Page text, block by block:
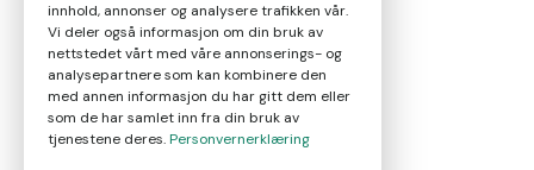
Nyheter
Om oss
innhold, annonser og analysere trafikken vår.
Vi deler også informasjon om din bruk av
nettstedet vårt med våre annonserings- og
analysepartnere som kan kombinere den
med annen informasjon du har gitt dem eller
som de har samlet inn fra din bruk av
tjenestene deres.Personvernerklæring